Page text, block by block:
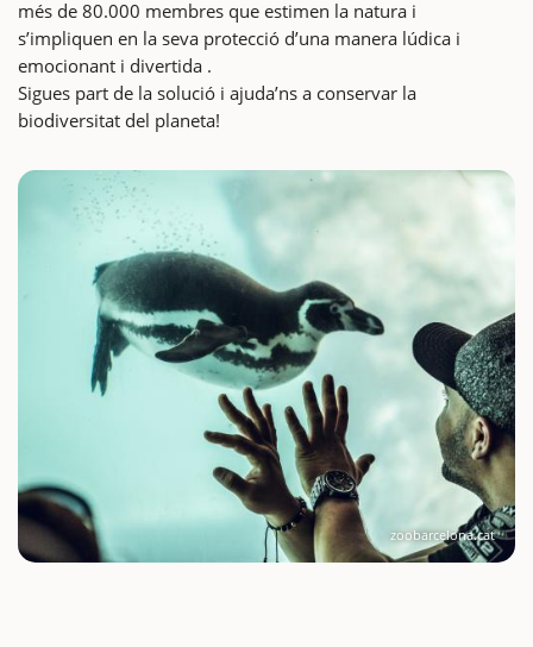
més de 80.000 membres que estimen la natura i
s’impliquen en la seva protecció d’una manera lúdica i
emocionant i divertida .
Sigues part de la solució i ajuda’ns a conservar la
biodiversitat del planeta!
zoobarcelona.cat